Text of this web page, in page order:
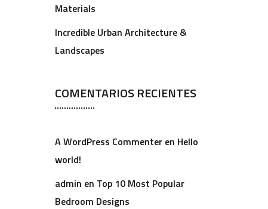
Materials
Incredible Urban Architecture &
Landscapes
COMENTARIOS RECIENTES
A WordPress Commenter en Hello
world!
admin en Top 10 Most Popular
Bedroom Designs